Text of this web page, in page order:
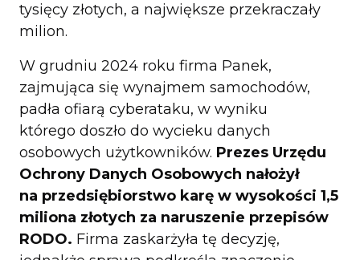
tysięcy złotych, a największe przekraczały
milion.
W grudniu 2024 roku firma Panek,
zajmująca się wynajmem samochodów,
padła ofiarą cyberataku, w wyniku
którego doszło do wycieku danych
osobowych użytkowników. Prezes Urzędu
Ochrony Danych Osobowych nałożył
na przedsiębiorstwo karę w wysokości 1,5
miliona złotych za naruszenie przepisów
RODO. Firma zaskarżyła tę decyzję,